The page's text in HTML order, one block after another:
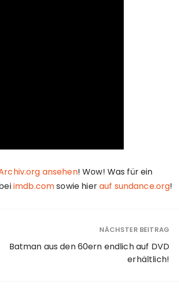
ansehen! Wow! Was für ein
imdb.comsowie hierauf sundance.org!
NÄCHSTER BEITRAG
Batman aus den 60ern endlich auf DVD
erhältlich!